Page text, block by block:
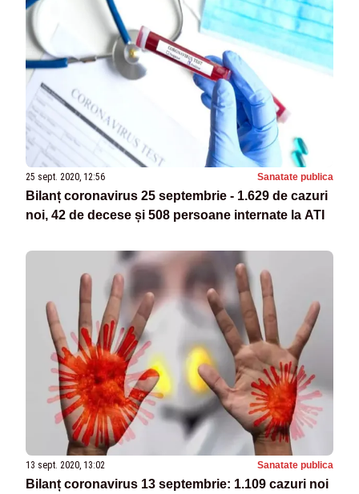
25 sept. 2020, 12:56 Sanatate publica
Bilanț coronavirus 25 septembrie - 1.629 de cazuri
noi, 42 de decese și 508 persoane internate la ATI
13 sept. 2020, 13:02 Sanatate publica
Bilanț coronavirus 13 septembrie: 1.109 cazuri noi